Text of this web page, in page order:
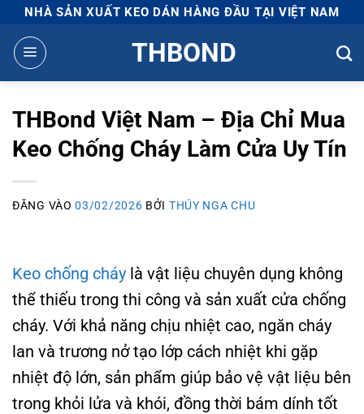
qua
nội
NHÀ SẢN XUẤT KEO DÁN HÀNG ĐẦU TẠI VIỆT NAM
THBOND
THBond Việt Nam – Địa Chỉ Mua
Keo Chống Cháy Làm Cửa Uy Tín
ĐĂNG VÀO03/02/2026 BỞI THÚY NGA CHU
Keo chống cháy là vật liệu chuyên dụng không
thể thiếu trong thi công và sản xuất cửa chống
cháy. Với khả năng chịu nhiệt cao, ngăn cháy
lan và trương nở tạo lớp cách nhiệt khi gặp
nhiệt độ lớn, sản phẩm giúp bảo vệ vật liệu bên
trong khỏi lửa và khói, đồng thời bám dính tốt